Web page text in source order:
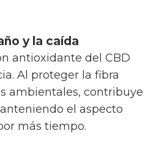
y la caída
antioxidante del CBD
Al proteger la fibra
ambientales, contribuye
el aspecto
más tiempo.